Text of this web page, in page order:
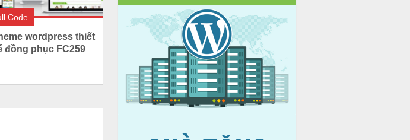
Code
wordpress thiết
đồng phục FC259